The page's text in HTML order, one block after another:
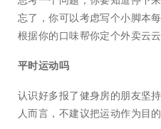
忘了，你可以考虑写个小脚本
根据你的口味帮你定个外卖云云
平时运动吗
认识好多报了健身房的朋友坚
人而言，不建议把运动作为目